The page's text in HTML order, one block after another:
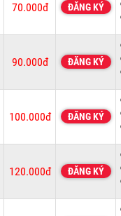
70.000đ ĐĂNG KÝ
90.000đ ĐĂNG KÝ
100.000đ ĐĂNG KÝ
120.000đ ĐĂNG KÝ